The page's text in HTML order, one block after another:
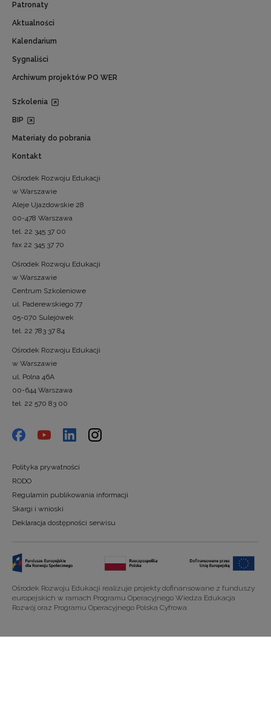
Patronaty
Aktualności
Kalendarium
Sygnaliści
Archiwum projektów PO WER
Szkolenia
BIP
Materiały do pobrania
Kontakt
Ośrodek Rozwoju Edukacji
w Warszawie
Aleje Ujazdowskie 28
00-478 Warszawa
tel. 22 345 37 00
fax 22 345 37 70
Ośrodek Rozwoju Edukacji
w Warszawie
Centrum Szkoleniowe
ul. Paderewskiego 77
05-070 Sulejówek
tel. 22 783 37 84
Ośrodek Rozwoju Edukacji
w Warszawie
ul. Polna 46A
00-644 Warszawa
tel. 22 570 83 00
Polityka prywatności
RODO
Regulamin publikowania informacji
Skargi i wnioski
Deklaracja dostępności serwisu
Ośrodek Rozwoju Edukacji realizuje projekty dofinansowane z funduszy
europejskich w ramach Programu Operacyjnego Wiedza Edukacja
Rozwój oraz Programu Operacyjnego Polska Cyfrowa